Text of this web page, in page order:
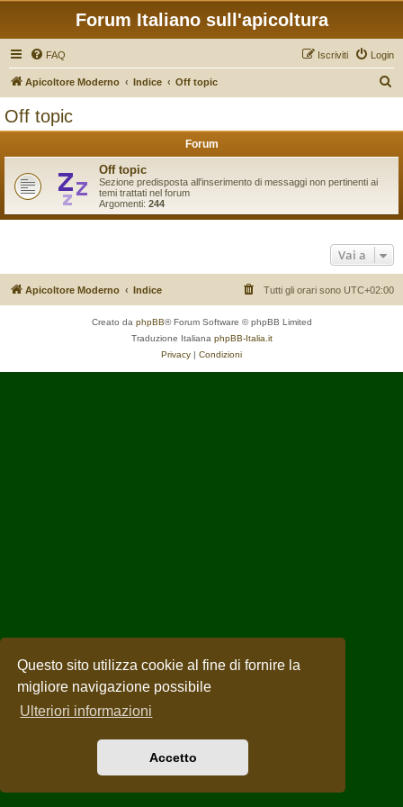
Questo sito utilizza cookie al fine di fornire la
migliore navigazione possibile
Ulteriori informazioni
Accetto
Forum Italiano sull'apicoltura
FAQ Login
Iscriviti
Apicoltore Moderno Indice Off topic
Off topic
Forum
Off topic
Sezione predisposta all'inserimento di messaggi non pertinenti ai
temi trattati nel forum
Argomenti: 244
Vai a
Apicoltore Moderno Indice Tutti gli orari sono UTC+02:00
Creato da phpBB® Forum Software © phpBB Limited
Traduzione Italiana phpBB-Italia.it
Privacy | Condizioni